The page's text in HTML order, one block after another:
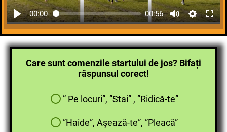
00:00 00:56
Care sunt comenzile startului de jos? Bifați
răspunsul corect!
” Pe locuri”, ”Stai” , ”Ridică-te”
”Haide”, Așează-te”, ”Pleacă”